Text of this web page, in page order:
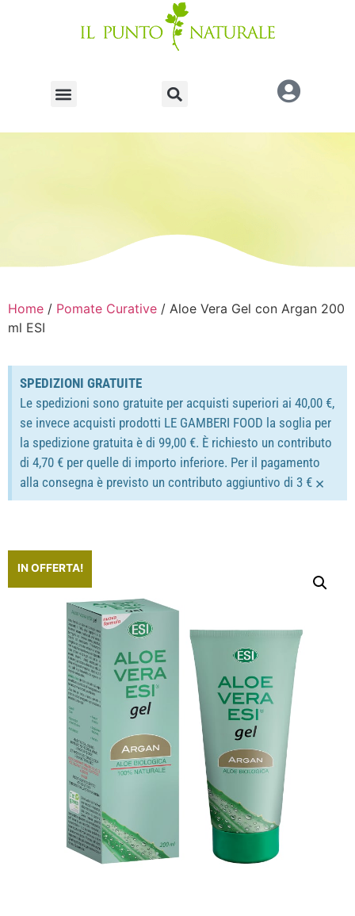
Home / Pomate Curative / Aloe Vera Gel con Argan 200
ml ESI
SPEDIZIONI GRATUITE
Le spedizioni sono gratuite per acquisti superiori ai 40,00 €,
se invece acquisti prodotti LE GAMBERI FOOD la soglia per
la spedizione gratuita è di 99,00 €. È richiesto un contributo
di 4,70 € per quelle di importo inferiore. Per il pagamento
alla consegna è previsto un contributo aggiuntivo di 3 € ×
IN OFFERTA!